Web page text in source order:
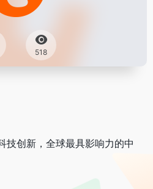
518
技创新，全球最具影响力的中